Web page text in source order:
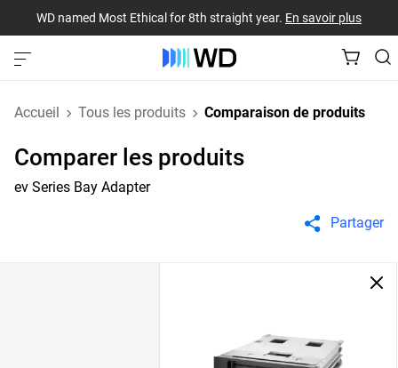
WD named Most Ethical for 8th straight year. En savoir plus
Accueil Tous les produits Comparaison de produits
Comparer les produits
ev Series Bay Adapter
Partager